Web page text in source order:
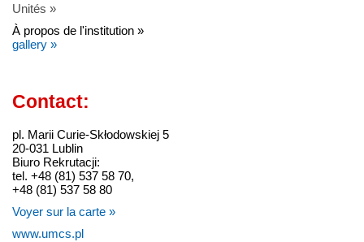
Unités »
À propos de l'institution »
gallery »
Contact:
pl. Marii Curie-Skłodowskiej 5
20-031 Lublin
Biuro Rekrutacji:
tel. +48 (81) 537 58 70,
+48 (81) 537 58 80
Voyer sur la carte »
www.umcs.pl